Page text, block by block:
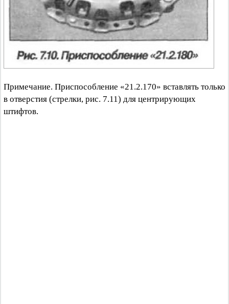
Примечание. Приспособление «21.2.170» вставлять только
в отверстия (стрелки, рис. 7.11) для центрирующих
штифтов.